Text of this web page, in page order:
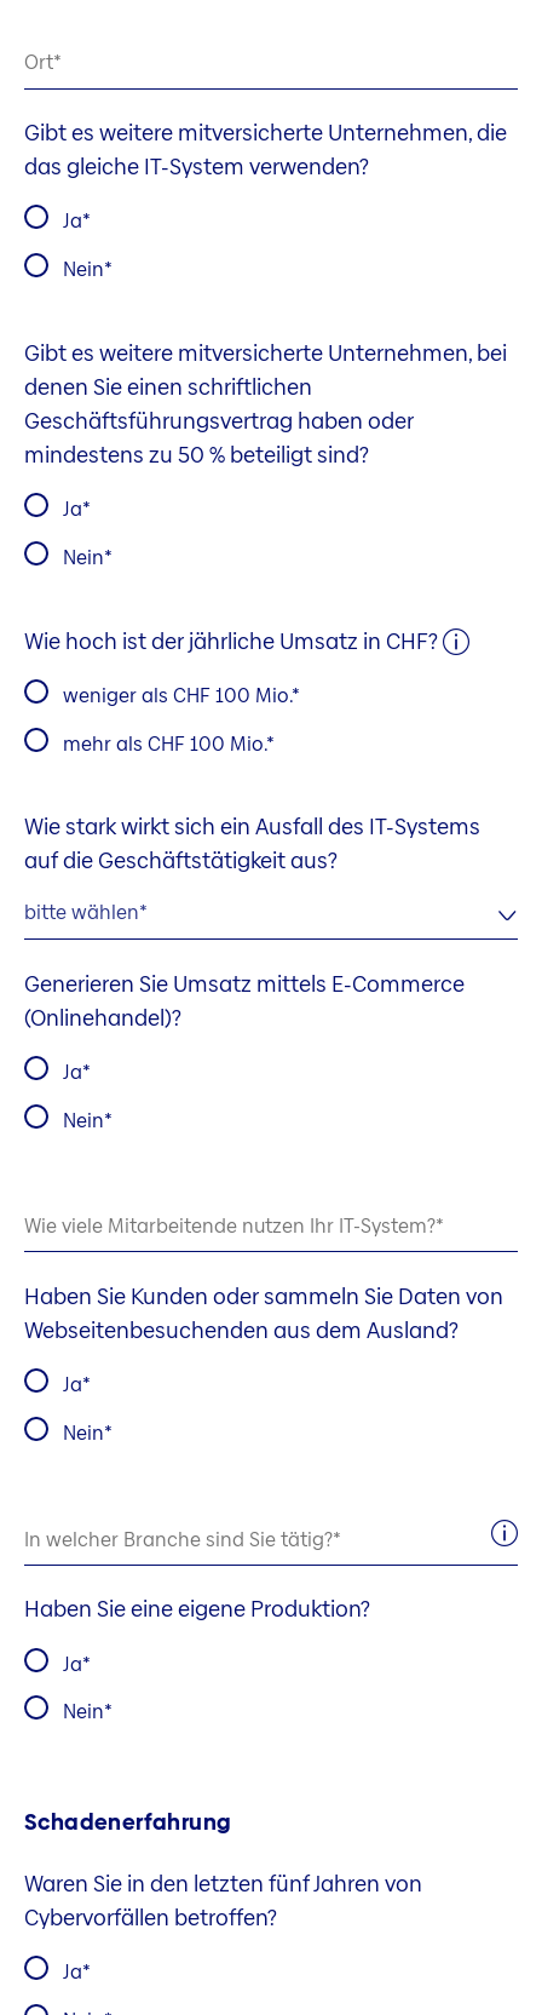
Ort
Gibt es weitere mitversicherte Unternehmen, die
das gleiche IT-System verwenden?
Ja
Nein
Gibt es weitere mitversicherte Unternehmen, bei
denen Sie einen schriftlichen
Geschäftsführungsvertrag haben oder
mindestens zu 50 % beteiligt sind?
Ja
Nein
Wie hoch ist der jährliche Umsatz in CHF?
weniger als CHF 100 Mio.
mehr als CHF 100 Mio.
Wie stark wirkt sich ein Ausfall des IT-Systems
auf die Geschäftstätigkeit aus?
bitte wählen
Generieren Sie Umsatz mittels E-Commerce
(Onlinehandel)?
Ja
Nein
Wie viele Mitarbeitende nutzen Ihr IT-System?
Haben Sie Kunden oder sammeln Sie Daten von
Webseitenbesuchenden aus dem Ausland?
Ja
Nein
In welcher Branche sind Sie tätig?
Haben Sie eine eigene Produktion?
Ja
Nein
Schadenerfahrung
Waren Sie in den letzten fünf Jahren von
Cybervorfällen betroffen?
Ja